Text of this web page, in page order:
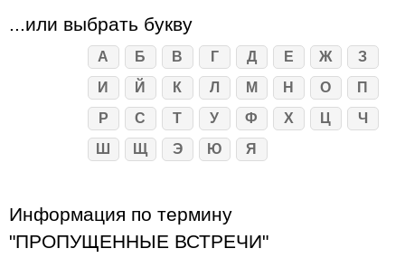
...или выбрать букву
А Б В Г Д Е Ж
З
И
Й К Л М Н О
П
Р
С Т У Ф Х Ц
Ч
Ш
Щ Э Ю Я
Информация по термину
"ПРОПУЩЕННЫЕ ВСТРЕЧИ"